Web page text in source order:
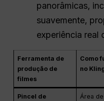
panorâmicas,
suavemente,
experiência real
Ferramenta de
produção de
filmes
Como
no
Pincel de
Área